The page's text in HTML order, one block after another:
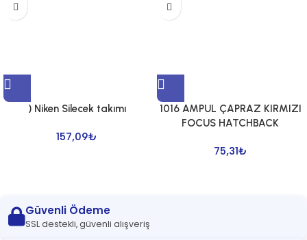
) Niken Silecek takımı
157,09₺
1016 AMPUL ÇAPRAZ KIRMIZI
FOCUS HATCHBACK
75,31₺
Güvenli Ödeme
SSL destekli, güvenli alışveriş